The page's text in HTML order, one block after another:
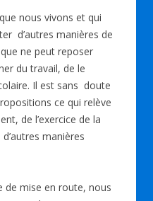
nous vivons et qui
d’autres manières de
ne peut reposer
du travail, de le
Il est sans doute
ce qui relève
de l’exercice de la
manières
de mise en route, nous